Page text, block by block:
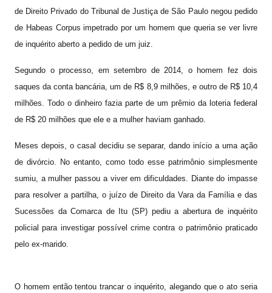
de Direito Privado do Tribunal de Justiça de São Paulo negou pedido
de Habeas Corpus impetrado por um homem que queria se ver livre
de inquérito aberto a pedido de um juiz.
Segundo o processo, em setembro de 2014, o homem fez dois
saques da conta bancária, um de R$ 8,9 milhões, e outro de R$ 10,4
milhões. Todo o dinheiro fazia parte de um prêmio da loteria federal
de R$ 20 milhões que ele e a mulher haviam ganhado.
Meses depois, o casal decidiu se separar, dando início a uma ação
de divórcio. No entanto, como todo esse patrimônio simplesmente
sumiu, a mulher passou a viver em dificuldades. Diante do impasse
para resolver a partilha, o juízo de Direito da Vara da Família e das
Sucessões da Comarca de Itu (SP) pediu a abertura de inquérito
policial para investigar possível crime contra o patrimônio praticado
pelo ex-marido.
O homem então tentou trancar o inquérito, alegando que o ato seria